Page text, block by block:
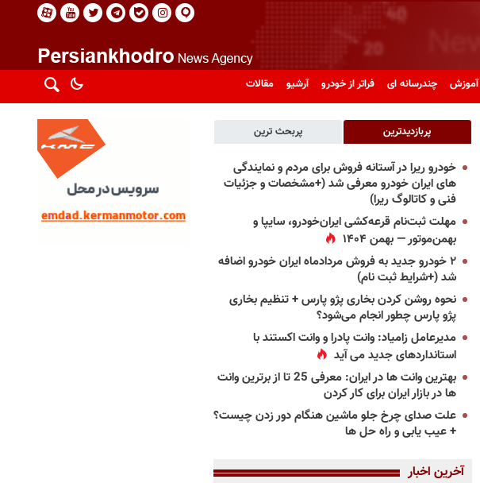
آموزش چندرسانه ای فراتر از خودرو آرشیو مقالات
پربازدیدترین پربحث ترین
خودرو ریرا در آستانه فروش برای مردم و نمایندگی
های ایران خودرو معرفی شد (+مشخصات و جزئیات
فنی و کاتالوگ ریرا)
مهلت ثبت‌نام قرعه‌کشی ایران‌خودرو، سایپا و
بهمن‌موتور — بهمن ۱۴۰۴
۲ خودرو جدید به فروش مردادماه ایران خودرو اضافه
شد (+شرایط ثبت نام)
نحوه روشن کردن بخاری پژو پارس + تنظیم بخاری
پژو پارس چطور انجام می‌شود؟
مدیرعامل زامیاد: وانت پادرا و وانت اکستند با
استانداردهای جدید می آید
بهترین وانت ها در ایران: معرفی 25 تا از برترین وانت
ها در بازار ایران برای کار کردن
علت صدای چرخ جلو ماشین هنگام دور زدن چیست؟
+ عیب یابی و راه حل ها
آخرین اخبار